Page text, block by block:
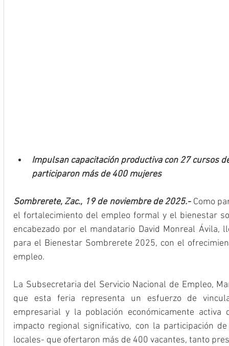
Impulsan capacitación productiva con 27 cursos
participaron más de 400 mujeres
Sombrerete, Zac., 19 de noviembre de 2025.- Como
el fortalecimiento del empleo formal y el bienestar
encabezado por el mandatario David Monreal Ávila,
para el Bienestar Sombrerete 2025, con el
empleo.
La Subsecretaria del Servicio Nacional de Empleo,
que esta feria representa un esfuerzo de
empresarial y la población económicamente
impacto regional significativo, con la participación
locales- que ofertaron más de 400 vacantes, tanto